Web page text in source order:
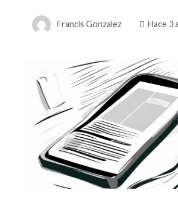
Francis Gonzalez Hace 3